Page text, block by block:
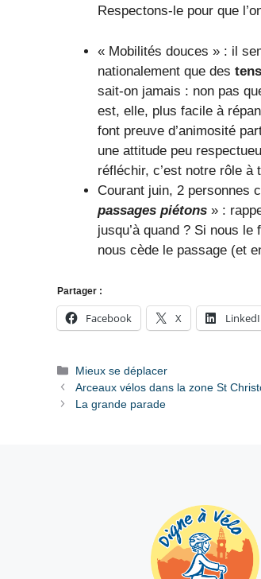
Respectons-le pour que
« Mobilités douces » : il
nationalement que des
sait-on jamais : non pas
est, elle, plus facile à
font preuve d’animosité
une attitude peu
réfléchir, c’est notre rôle à
Courant juin, 2 personnes
passages piétons » :
jusqu’à quand ? Si nous
nous cède le passage (et
Partager :
Facebook X
Catégories
Mieux se déplacer
Arceaux vélos dans la zone St
La grande parade